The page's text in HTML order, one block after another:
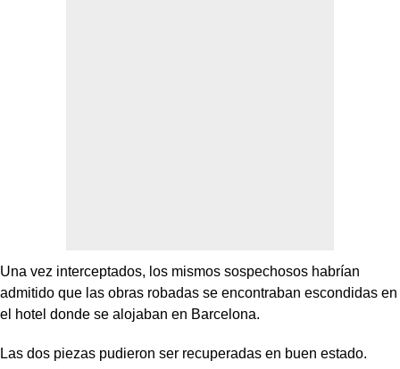
Una vez interceptados, los mismos sospechosos habrían
admitido que las obras robadas se encontraban escondidas en
el hotel donde se alojaban en Barcelona.
Las dos piezas pudieron ser recuperadas en buen estado.